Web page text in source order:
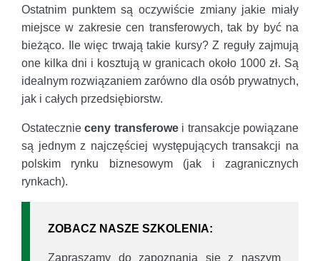
Ostatnim punktem są oczywiście zmiany jakie miały
miejsce w zakresie cen transferowych, tak by być na
bieżąco. Ile więc trwają takie kursy? Z reguły zajmują
one kilka dni i kosztują w granicach około 1000 zł. Są
idealnym rozwiązaniem zarówno dla osób prywatnych,
jak i całych przedsiębiorstw.
Ostatecznieceny transferowei transakcje powiązane
są jednym z najczęściej występujących transakcji na
polskim rynku biznesowym (jak i zagranicznych
rynkach).
ZOBACZ NASZE SZKOLENIA:
Zapraszamy do zapoznania sie z naszym